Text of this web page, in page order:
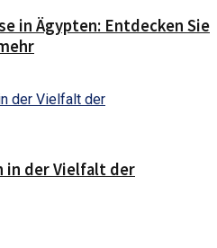
in Ägypten: Entdecken Sie
in der Vielfalt der